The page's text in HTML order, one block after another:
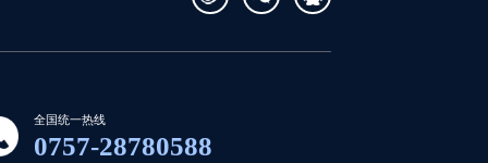
全国统一热线
0757-28780588